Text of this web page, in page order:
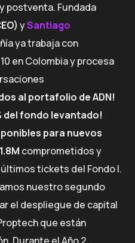
postventa. Fundada
ySantiago
ya trabaja con
en Colombia y procesa
al portafolio de ADN!
del fondo levantado!
para nuevos
comprometidos y
tickets del Fondo I.
nuestro segundo
el despliegue de capital
que están